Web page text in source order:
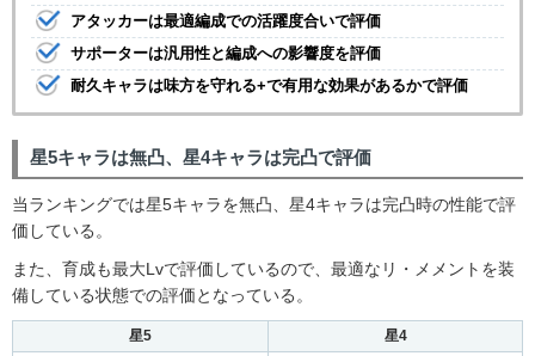
アタッカーは最適編成での活躍度合いで評価
サポーターは汎用性と編成への影響度を評価
耐久キャラは味方を守れる+で有用な効果があるかで評価
星5キャラは無凸、星4キャラは完凸で評価
当ランキングでは星5キャラを無凸、星4キャラは完凸時の性能で評
価している。
また、育成も最大Lvで評価しているので、最適なリ・メメントを装
備している状態での評価となっている。
星5 星4